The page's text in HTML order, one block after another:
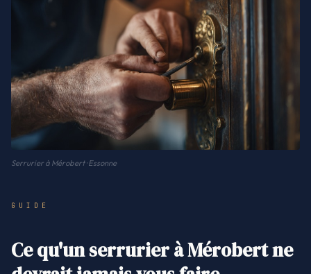
Serrurier à Mérobert · Essonne
GUIDE
Ce qu'un serrurier à Mérobert ne